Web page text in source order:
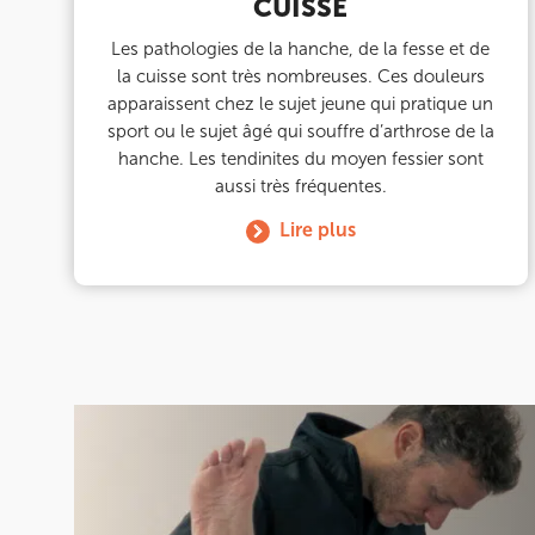
CUISSE
Les pathologies de la hanche, de la fesse et de
la cuisse sont très nombreuses. Ces douleurs
apparaissent chez le sujet jeune qui pratique un
sport ou le sujet âgé qui souffre d’arthrose de la
hanche. Les tendinites du moyen fessier sont
aussi très fréquentes.
Lire plus
IK SAINT-GERMAIN
199 Bd Saint-Germain 75007 Paris
199 Bd Saint-Germain 75007 Paris
01 43 25 10 20
Prenez RDV sur
Prenez RDV sur
1 Rue Mertens 92600 Bois-Colombes
01 43 50 50 81
Prenez RDV sur
Prenez RDV sur